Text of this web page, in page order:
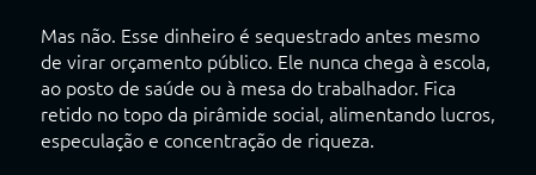
Mas não. Esse dinheiro é sequestrado antes mesmo
de virar orçamento público. Ele nunca chega à escola,
ao posto de saúde ou à mesa do trabalhador. Fica
retido no topo da pirâmide social, alimentando lucros,
especulação e concentração de riqueza.